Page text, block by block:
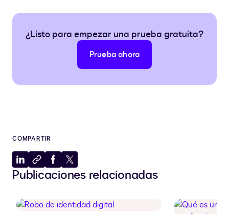
¿Listo para empezar una prueba gratuita?
Prueba ahora
COMPARTIR
Compartir
en
Copiar
al
Compartir
en
Compartir
en
Publicaciones relacionadas